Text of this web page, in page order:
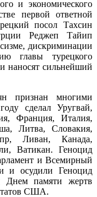
и экономического
первой ответной
посол Тахсин
Реджеп Тайип
дискриминации
главы турецкого
наносят сильнейший
признан многими
сделал Уругвай,
Франция, Италия,
Литва, Словакия,
Ливан, Канада,
Ватикан. Геноцид
и Всемирный
и осудили Геноцид
Днем памяти жертв
США.